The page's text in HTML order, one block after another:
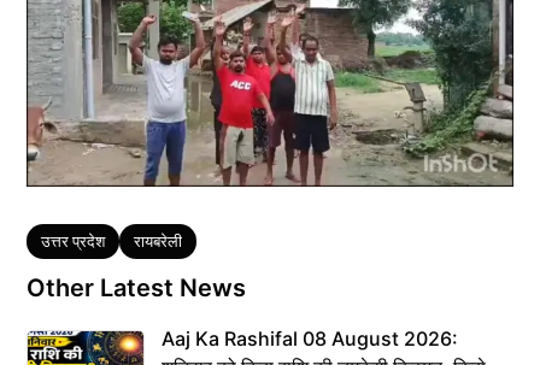
Tags
उत्तर प्रदेश रायबरेली
Other Latest News
Aaj Ka Rashifal 08 August 2026: